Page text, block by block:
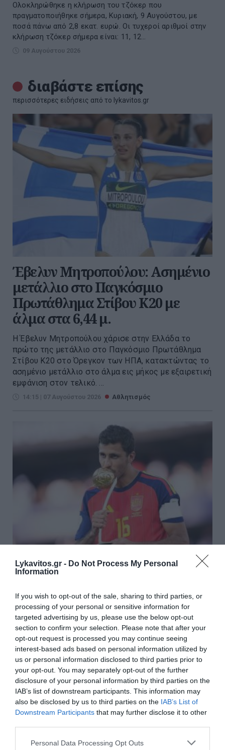
Lykavitos.gr - Do Not Process My Personal
Information
If you wish to opt-out of the sale, sharing to third parties, or
processing of your personal or sensitive information for
targeted advertising by us, please use the below opt-out
section to confirm your selection. Please note that after your
opt-out request is processed you may continue seeing
interest-based ads based on personal information utilized by
us or personal information disclosed to third parties prior to
your opt-out. You may separately opt-out of the further
disclosure of your personal information by third parties on the
IAB’s list of downstream participants. This information may
also be disclosed by us to third parties on the IAB’s List of
Downstream Participants that may further disclose it to other
Please note that this website/app uses one or more Google
Personal Data Processing Opt Outs
Ολοκληρώθηκε η κλήρωση του τζόκερ που
πραγματοποιήθηκε σήμερα, Κυριακή, 9 Αυγούστου, με
ποσά πάνω από 2,8 εκατ. ευρώ. Οι τυχεροί αριθμοί στην
κλήρωση τζόκερ σήμερα είναι: 11, 12...
09 Αυγούστου 2026
διαβάστε επίσης
περισσότερες ειδήσεις από το lykavitos.gr
Έβελυν Μητροπούλου: Ασημένιο
μετάλλιο στο Παγκόσμιο
Πρωτάθλημα Στίβου Κ20 με
άλμα στα 6,44 μ.
Η Έβελυν Μητροπούλου χάρισε στην Ελλάδα το
πρώτο της μετάλλιο στο Παγκόσμιο Πρωτάθλημα
Στίβου Κ20 στο Όρεγκον των ΗΠΑ, κατακτώντας το
ασημένιο μετάλλιο στο άλμα εις μήκος με εξαιρετική
εμφάνιση στον τελικό. ...
14:15 | 07 Αυγούστου 2026 Αθλητισμός
Σενάριο «βόμβα» με Ρόδρι: Θέλει
Μπαρτσελόνα – Συνεχίζονται οι
διαπραγματεύσεις με τη Σίτι
Ο Ρόδρι είναι έτοιμος να αποτελέσει παρελθόν από
την Μάντσεστερ Σίτι, με τον μάνατζέρ του να κάνει
γνωστό ότι επέλεξε την Μπαρτσελόνα για το
επόμενο βήμα της καριέρας του. Παρά το ενδιαφέρον
και της Ρεάλ Μαδ...
13:15 | 07 Αυγούστου 2026 Αθλητισμός